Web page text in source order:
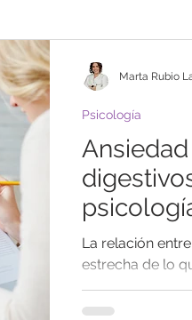
La relación
estrecha de lo
solo afectan al
Psicología
Marta Rubio